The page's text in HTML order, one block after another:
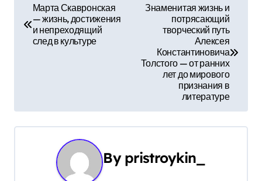
а
Марта Скавронская
— жизнь, достижения
и непреходящий
след в культуре
Знаменитая жизнь и
потрясающий
творческий путь
Алексея
Константиновича
Толстого — от ранних
лет до мирового
признания в
литературе
By pristroykin_